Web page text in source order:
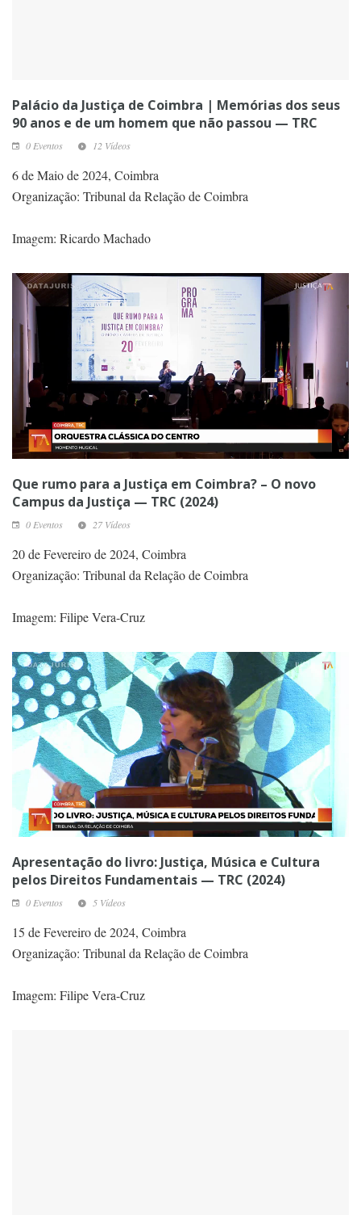
Palácio da Justiça de Coimbra | Memórias dos seus
90 anos e de um homem que não passou — TRC
0 Eventos 12 Vídeos
6 de Maio de 2024, Coimbra
Organização: Tribunal da Relação de Coimbra
Imagem: Ricardo Machado
Que rumo para a Justiça em Coimbra? – O novo
Campus da Justiça — TRC (2024)
0 Eventos 27 Vídeos
20 de Fevereiro de 2024, Coimbra
Organização: Tribunal da Relação de Coimbra
Imagem: Filipe Vera-Cruz
Apresentação do livro: Justiça, Música e Cultura
pelos Direitos Fundamentais — TRC (2024)
0 Eventos 5 Vídeos
15 de Fevereiro de 2024, Coimbra
Organização: Tribunal da Relação de Coimbra
Imagem: Filipe Vera-Cruz